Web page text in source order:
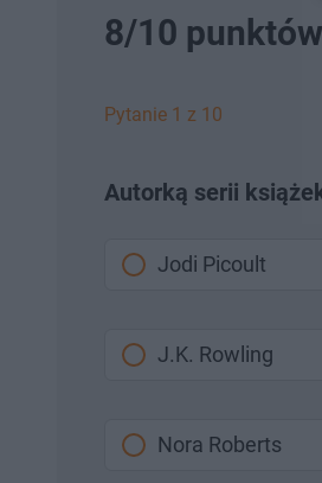
8/10
Pytanie 1 z 10
Autorką serii
Jodi Picoult
J.K. Rowling
Nora Roberts